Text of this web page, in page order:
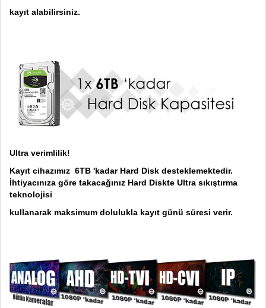
kayıt alabilirsiniz.
Ultra verimlilik!
Kayıt cihazımız 6TB 'kadar Hard Disk desteklemektedir.
İhtiyacınıza göre takacağınız Hard Diskte Ultra sıkıştırma
teknolojisi
kullanarak maksimum dolulukla kayıt günü süresi verir.